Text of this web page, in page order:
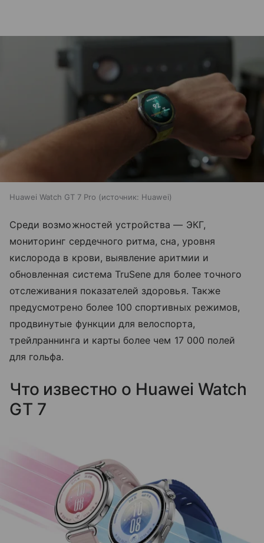
Huawei Watch GT 7 Pro источник: Huawei
Среди возможностей устройства — ЭКГ,
мониторинг сердечного ритма, сна, уровня
кислорода в крови, выявление аритмии и
обновленная система TruSene для более точного
отслеживания показателей здоровья. Также
предусмотрено более 100 спортивных режимов,
продвинутые функции для велоспорта,
трейлраннинга и карты более чем 17 000 полей
для гольфа.
Что известно о Huawei Watch
GT 7